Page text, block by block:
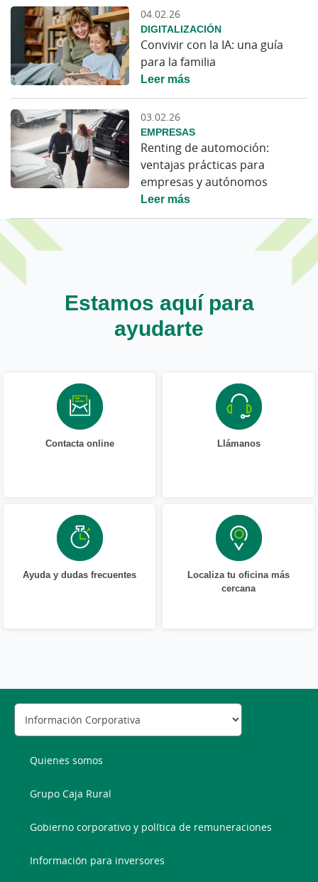
04.02.26
DIGITALIZACIÓN
Convivir con la IA: una guía
para la familia
Leer más
03.02.26
EMPRESAS
Renting de automoción:
ventajas prácticas para
empresas y autónomos
Leer más
Estamos aquí para
ayudarte
Contacta online Llámanos
Ayuda y dudas frecuentes
Localiza tu oficina más
cercana
Quienes somos
Grupo Caja Rural
Gobierno corporativo y política de remuneraciones
Información para inversores